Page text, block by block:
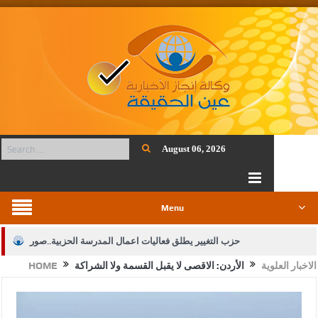
August 06, 2026
Menu
حزب التغيير يطلق فعاليات اعمال المدرسة الحزبية..صور
الجيش يفتح باب التجنيد لحملة البكالوريوس في الحقوق والقانون
بيان اجتماع عمّان:دعم الوصاية الهاشمية التاريخية على المقدسات
HOME الاخبار العلوية الأردن: الاقصى لا يقبل القسمة ولا الشراكة